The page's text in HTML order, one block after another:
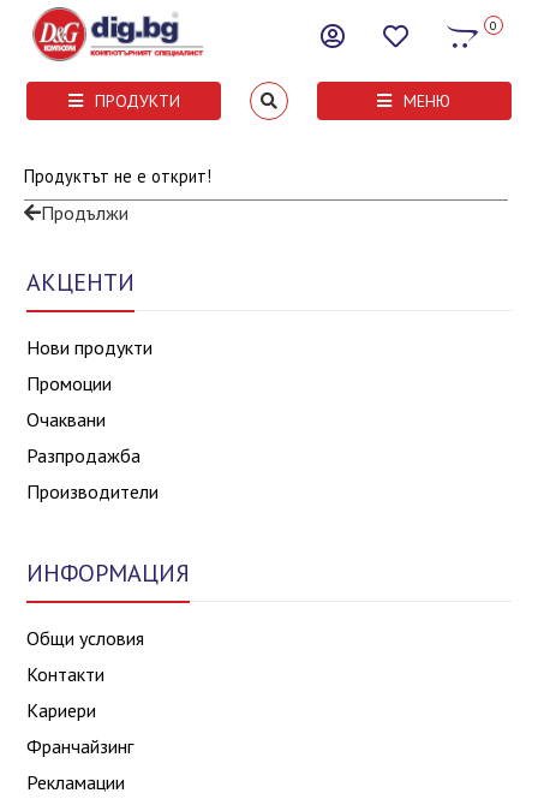
0
ПРОДУКТИ МЕНЮ
Продуктът не е открит!
Продължи
АКЦЕНТИ
Нови продукти
Промоции
Очаквани
Разпродажба
Производители
ИНФОРМАЦИЯ
Общи условия
Контакти
Кариери
Франчайзинг
Рекламации